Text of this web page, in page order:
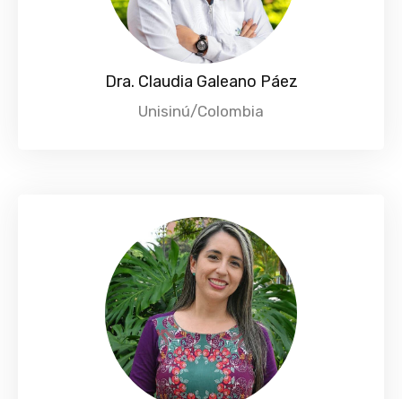
Dra. Claudia Galeano Páez
Unisinú/Colombia